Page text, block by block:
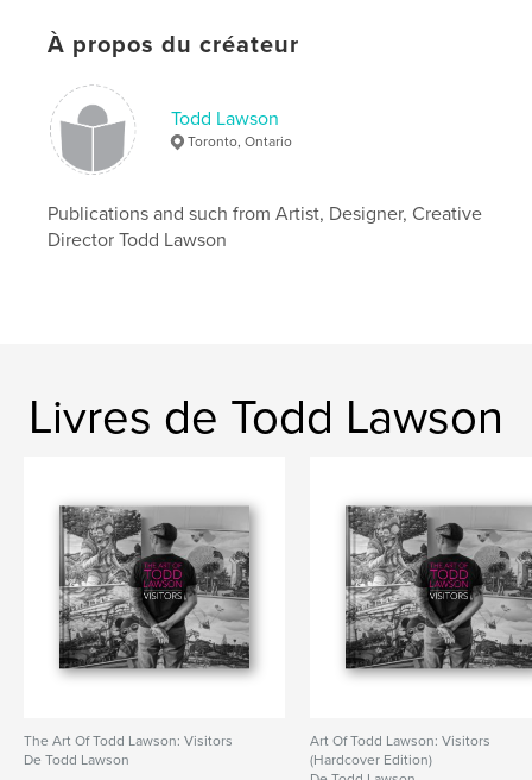
LangueEnglish
Mots-clés
paintings art , artwork
À propos du créateur
Todd Lawson
Toronto, Ontario
Publications and such from Artist, Designer, Creative
Director Todd Lawson
Livres de Todd Lawson
The Art Of Todd Lawson: Visitors
De Todd Lawson
Art Of Todd Lawson: Visitors
(Hardcover Edition)